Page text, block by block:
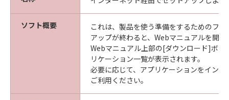
ソフト概要
これは、製品を使う準備をするためのフ
アップが終わると、Webマニュアルを開き
Webマニュアル上部の[ダウンロード]ボタ
リケーション一覧が表示されます。
必要に応じて、アプリケーションをイン
ご利用ください。